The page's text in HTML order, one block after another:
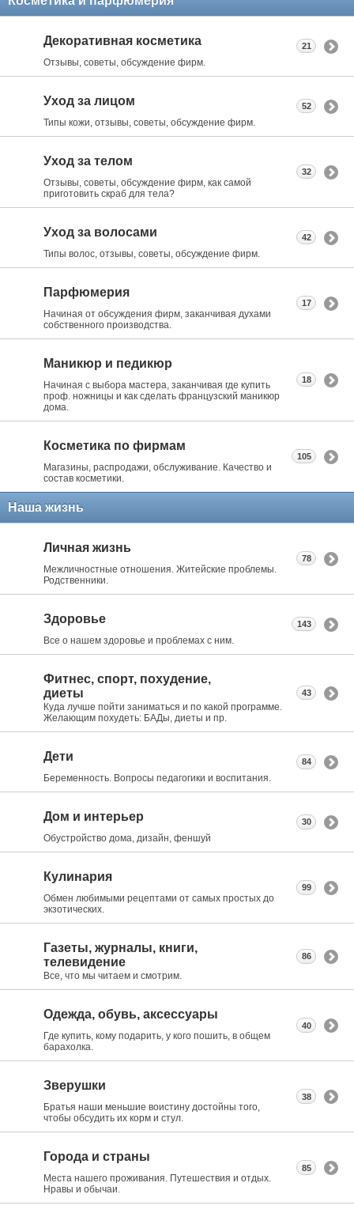
Декоративная косметика
Отзывы, советы, обсуждение фирм.
21
Уход за лицом
Типы кожи, отзывы, советы, обсуждение фирм.
52
Уход за телом
Отзывы, советы, обсуждение фирм, как самой
приготовить скраб для тела?
32
Уход за волосами
Типы волос, отзывы, советы, обсуждение фирм.
42
Парфюмерия
Начиная от обсуждения фирм, заканчивая духами
собственного производства.
17
Маникюр и педикюр
Начиная с выбора мастера, заканчивая где купить
проф. ножницы и как сделать французский маникюр
дома.
18
Косметика по фирмам
Магазины, распродажи, обслуживание. Качество и
состав косметики.
105
Наша жизнь
Личная жизнь
Межличностные отношения. Житейские проблемы.
Родственники.
78
Здоровье
Все о нашем здоровье и проблемах с ним.
143
Фитнес, спорт, похудение,
диеты
Куда лучше пойти заниматься и по какой программе.
Желающим похудеть: БАДы, диеты и пр.
43
Дети
Беременность. Вопросы педагогики и воспитания.
84
Дом и интерьер
Обустройство дома, дизайн, феншуй
30
Кулинария
Обмен любимыми рецептами от самых простых до
экзотических.
99
Газеты, журналы, книги,
телевидение
Все, что мы читаем и смотрим.
86
Одежда, обувь, аксессуары
Где купить, кому подарить, у кого пошить, в общем
барахолка.
40
Зверушки
Братья наши меньшие воистину достойны того,
чтобы обсудить их корм и стул.
38
Города и страны
Места нашего проживания. Путешествия и отдых.
Нравы и обычаи.
85